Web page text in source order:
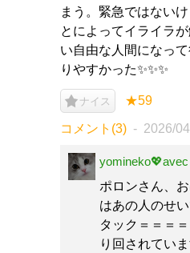
まう。緊急ではない
とによってイライラ
い自由な人間になっ
りやすかった✨✨✨
ナイス ★59
コメント(3) 2026/
ポロンさん、
はあの人のせ
タック＝＝＝
り回されてい